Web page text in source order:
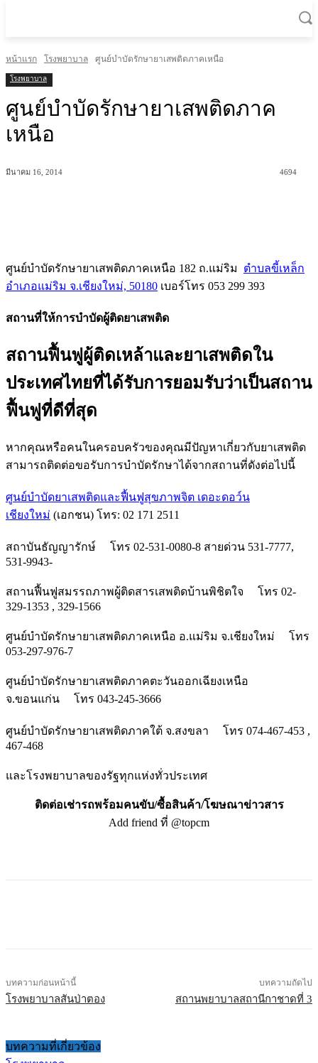
หน้าแรก โรงพยาบาล ศูนย์บำบัดรักษายาเสพติดภาคเหนือ
โรงพยาบาล
ศูนย์บำบัดรักษายาเสพติดภาค
เหนือ
มีนาคม 16, 2014 4694
ศูนย์บำบัดรักษายาเสพติดภาคเหนือ 182 ถ.แม่ริม ตำบลขี้เหล็ก
อำเภอแม่ริม จ.เชียงใหม่, 50180 ‎ เบอร์โทร 053 299 393
สถานที่ให้การบำบัดผู้ติดยาเสพติด
สถานฟื้นฟูผู้ติดเหล้าและยาเสพติดใน
ประเทศไทยที่ได้รับการยอมรับว่าเป็นสถาน
ฟื้นฟูที่ดีที่สุด
หากคุณหรือคนในครอบครัวของคุณมีปัญหาเกี่ยวกับยาเสพติด
สามารถติดต่อขอรับการบำบัดรักษาได้จากสถานที่ดังต่อไปนี้
ศูนย์บำบัดยาเสพติดและฟื้นฟูสุขภาพจิต เดอะดอว์น
เชียงใหม่ (เอกชน) โทร: 02 171 2511
สถาบันธัญญารักษ์ โทร 02-531-0080-8 สายด่วน 531-7777,
531-9943-
สถานฟื้นฟูสมรรถภาพผู้ติดสารเสพติดบ้านพิชิตใจ โทร 02-
329-1353 , 329-1566
ศูนย์บำบัดรักษายาเสพติดภาคเหนือ อ.แม่ริม จ.เชียงใหม่ โทร
053-297-976-7
ศูนย์บำบัดรักษายาเสพติดภาคตะวันออกเฉียงเหนือ
จ.ขอนแก่น โทร 043-245-3666
ศูนย์บำบัดรักษายาเสพติดภาคใต้ จ.สงขลา โทร 074-467-453 ,
467-468
และโรงพยาบาลของรัฐทุกแห่งทั่วประเทศ
ติดต่อเช่ารถพร้อมคนขับ/ซื้อสินค้า/โฆษณาข่าวสาร
Add friend ที่ @topcm
บทความก่อนหน้านี้
โรงพยาบาลสันป่าตอง
บทความถัดไป
สถานพยาบาลสถานีกาชาดที่ 3
บทความที่เกี่ยวข้อง